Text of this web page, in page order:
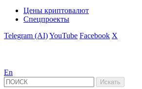
Цены криптовалют
Спецпроекты
Telegram (AI)YouTube Facebook X
En